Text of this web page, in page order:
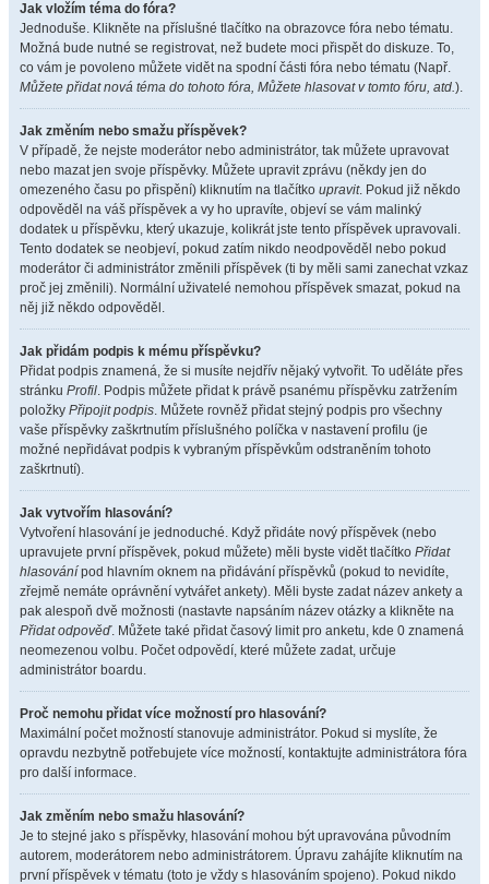
Jak vložím téma do fóra?
Jednoduše. Klikněte na příslušné tlačítko na obrazovce fóra nebo tématu.
Možná bude nutné se registrovat, než budete moci přispět do diskuze. To,
co vám je povoleno můžete vidět na spodní části fóra nebo tématu (Např.
Můžete přidat nová téma do tohoto fóra, Můžete hlasovat v tomto fóru, atd.).
Jak změním nebo smažu příspěvek?
V případě, že nejste moderátor nebo administrátor, tak můžete upravovat
nebo mazat jen svoje příspěvky. Můžete upravit zprávu (někdy jen do
omezeného času po přispění) kliknutím na tlačítko upravit. Pokud již někdo
odpověděl na váš příspěvek a vy ho upravíte, objeví se vám malinký
dodatek u příspěvku, který ukazuje, kolikrát jste tento příspěvek upravovali.
Tento dodatek se neobjeví, pokud zatím nikdo neodpověděl nebo pokud
moderátor či administrátor změnili příspěvek (ti by měli sami zanechat vzkaz
proč jej změnili). Normální uživatelé nemohou příspěvek smazat, pokud na
něj již někdo odpověděl.
Jak přidám podpis k mému příspěvku?
Přidat podpis znamená, že si musíte nejdřív nějaký vytvořit. To uděláte přes
stránku Profil. Podpis můžete přidat k právě psanému příspěvku zatržením
položky Připojit podpis. Můžete rovněž přidat stejný podpis pro všechny
vaše příspěvky zaškrtnutím příslušného políčka v nastavení profilu (je
možné nepřidávat podpis k vybraným příspěvkům odstraněním tohoto
zaškrtnutí).
Jak vytvořím hlasování?
Vytvoření hlasování je jednoduché. Když přidáte nový příspěvek (nebo
upravujete první příspěvek, pokud můžete) měli byste vidět tlačítko Přidat
hlasování pod hlavním oknem na přidávání příspěvků (pokud to nevidíte,
zřejmě nemáte oprávnění vytvářet ankety). Měli byste zadat název ankety a
pak alespoň dvě možnosti (nastavte napsáním název otázky a klikněte na
Přidat odpověď. Můžete také přidat časový limit pro anketu, kde 0 znamená
neomezenou volbu. Počet odpovědí, které můžete zadat, určuje
administrátor boardu.
Proč nemohu přidat více možností pro hlasování?
Maximální počet možností stanovuje administrátor. Pokud si myslíte, že
opravdu nezbytně potřebujete více možností, kontaktujte administrátora fóra
pro další informace.
Jak změním nebo smažu hlasování?
Je to stejné jako s příspěvky, hlasování mohou být upravována původním
autorem, moderátorem nebo administrátorem. Úpravu zahájíte kliknutím na
první příspěvek v tématu (toto je vždy s hlasováním spojeno). Pokud nikdo